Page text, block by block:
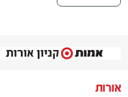
אורות